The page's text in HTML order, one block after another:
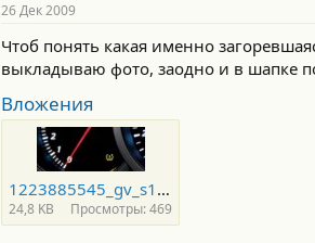
26 Дек 2009
Чтоб понять какая именно
выкладываю фото, заодно и в шапке
Вложения
1223885545_gv_s11.jpg
24,8 KB Просмотры: 469